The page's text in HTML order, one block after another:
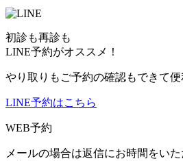
初診も再診も
LINE予約がオススメ！
やり取りもご予約の確認もできて便
LINE予約はこちら
WEB予約
メールの場合は返信にお時間をい